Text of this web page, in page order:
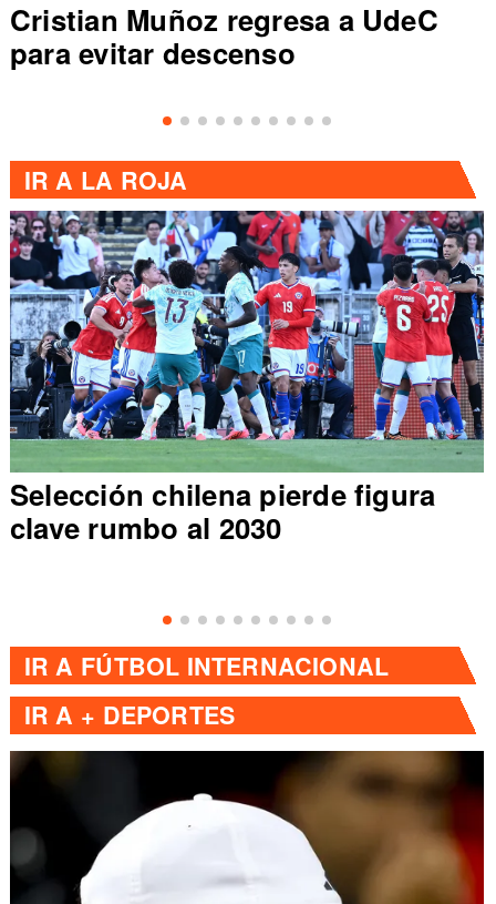
a UdeC
Dep
sale de zona de
IR A LA ROJA
pierde figura
al 2030
Claudio
IR A FÚTBOL INTERNACIONAL
IR A + DEPORTES